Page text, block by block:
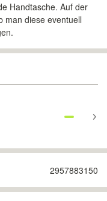
Handtasche. Auf der
man diese eventuell
2957883150